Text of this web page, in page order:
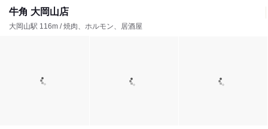
牛角 大岡山店
大岡山駅 116m / 焼肉、ホルモン、居酒屋